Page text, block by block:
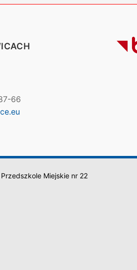
66
Przedszkole Miejskie nr 22